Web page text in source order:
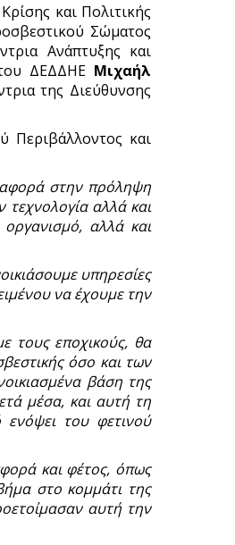
και Πολιτικής
Σώματος
Ανάπτυξης και
ΔΕΔΔΗΕ Μιχαήλ
της Διεύθυνσης
Περιβάλλοντος και
αφορά στην πρόληψη
αλλά και
αλλά και
υπηρεσίες
να έχουμε την
τους εποχικούς, θα
όσο και των
βάση της
μέσα, και αυτή τη
του φετινού
και φέτος, όπως
στο κομμάτι της
αυτή την